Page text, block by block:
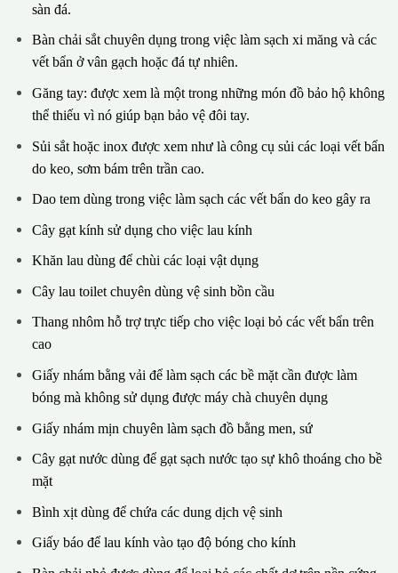
sàn đá.
Bàn chải sắt chuyên dụng trong việc làm sạch xi măng và các
vết bẩn ở vân gạch hoặc đá tự nhiên.
Găng tay: được xem là một trong những món đồ bảo hộ không
thể thiếu vì nó giúp bạn bảo vệ đôi tay.
Sủi sắt hoặc inox được xem như là công cụ sủi các loại vết bẩn
do keo, sơm bám trên trần cao.
Dao tem dùng trong việc làm sạch các vết bẩn do keo gây ra
Cây gạt kính sử dụng cho việc lau kính
Khăn lau dùng để chùi các loại vật dụng
Cây lau toilet chuyên dùng vệ sinh bồn cầu
Thang nhôm hỗ trợ trực tiếp cho việc loại bỏ các vết bẩn trên
cao
Giấy nhám bằng vải để làm sạch các bề mặt cần được làm
bóng mà không sử dụng được máy chà chuyên dụng
Giấy nhám mịn chuyên làm sạch đồ bằng men, sứ
Cây gạt nước dùng để gạt sạch nước tạo sự khô thoáng cho bề
mặt
Bình xịt dùng để chứa các dung dịch vệ sinh
Giấy báo để lau kính vào tạo độ bóng cho kính